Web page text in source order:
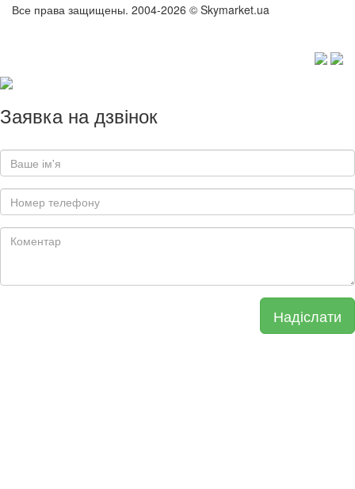
Все права защищены. 2004-2026 © Skymarket.ua
Заявка на дзвінок
Надіслати